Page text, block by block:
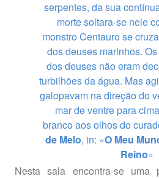
serpentes, da sua
morte soltara-se nele
monstro Centauro se
dos deuses marinhos.
dos deuses não eram
turbilhões da água. Mas
galopavam na direção do
mar de ventre para
branco aos olhos do
de Melo, in: «O Meu
Reino»
Nesta sala encontra-se